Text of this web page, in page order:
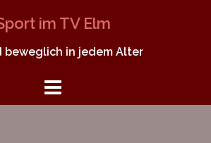
im TV Elm
beweglich in jedem Alter